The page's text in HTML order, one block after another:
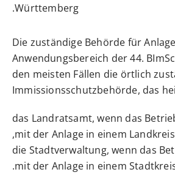
Württemberg.
Die zuständige Behörde für
Anwendungsbereich der 44.
den meisten Fällen die örtlich
Immissionsschutzbehörde, das
das Landratsamt, wenn das
mit der Anlage in einem
die Stadtverwaltung, wenn das
mit der Anlage in einem